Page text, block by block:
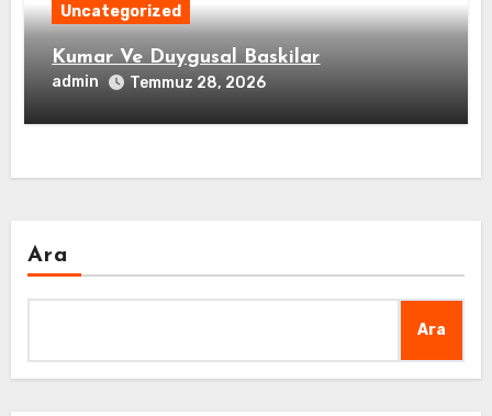
Uncategorized
Kumar Ve Duygusal Baskilar
admin Temmuz 28, 2026
Ara
Ara